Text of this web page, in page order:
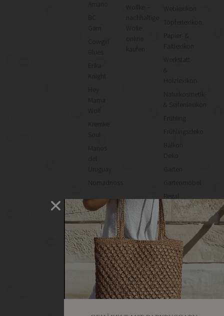
Cowgirl
Knight
Mama
Wolf
Kremke
Manos
Uruguay
Nomadnoss
Wollke –
nachhaltige
kaufen
Weblexikon
Töpferlexikon
Papier- &
Faltlexikon
Werkstatt-
&
Holzlexikon
Naturkosmetik-
& Seifenlexikon
Frühling
Frühlingsdeko
Balkon
Deko
Garten
Gartenmöbel
Regal
selber
machen
Heimwerken
Renovieren
DIY
GESCHÄFTE
Bastelbedarf
Stoffgeschäfte